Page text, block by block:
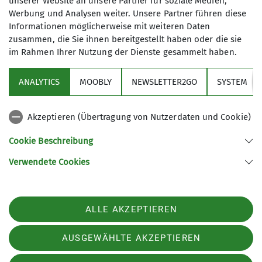
Alpenraum, aber zwischendurch
machen wir auch gerne eine
Tagestour. Wir sind eine
aufgeschlossene Gruppe und freuen
uns auf dich!
Details
9
Links
Unsere Sektion
83624 Otterfing
Telefon +4980247391
Werbung und Analysen weiter. Unsere Partner führen diese
Informationen möglicherweise mit weiteren Daten
zusammen, die Sie ihnen bereitgestellt haben oder die sie
im Rahmen Ihrer Nutzung der Dienste gesammelt haben.
ANALYTICS MOOBLY NEWSLETTER2GO SYSTEM
Akzeptieren (Übertragung von Nutzerdaten und Cookie)
Cookie Beschreibung
Verwendete Cookies
ALLE AKZEPTIEREN
AUSGEWÄHLTE AKZEPTIEREN